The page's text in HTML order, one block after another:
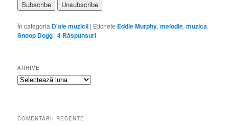
În categoria D'ale muzicii | Etichete Eddie Murphy,melodie,muzica,
Snoop Dogg |4 Răspunsuri
ARHIVE
Arhive
COMENTARII RECENTE